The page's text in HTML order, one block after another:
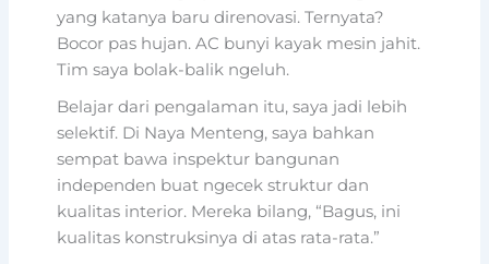
yang katanya baru direnovasi. Ternyata?
Bocor pas hujan. AC bunyi kayak mesin jahit.
Tim saya bolak-balik ngeluh.
Belajar dari pengalaman itu, saya jadi lebih
selektif. Di Naya Menteng, saya bahkan
sempat bawa inspektur bangunan
independen buat ngecek struktur dan
kualitas interior. Mereka bilang, “Bagus, ini
kualitas konstruksinya di atas rata-rata.”